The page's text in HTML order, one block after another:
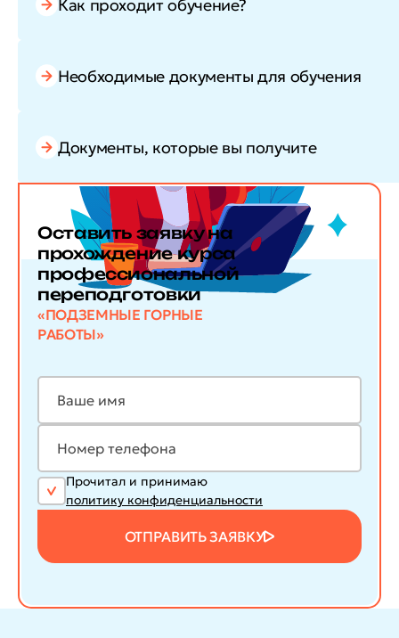
Как проходит обучение?
Необходимые документы для обучения
Документы, которые вы получите
Оставить заявкуна
прохождение курса
профессиональной
переподготовки
«ПОДЗЕМНЫЕ ГОРНЫЕ
РАБОТЫ»
Прочитал и принимаю
политику конфиденциальности
ОТПРАВИТЬ ЗАЯВКУ